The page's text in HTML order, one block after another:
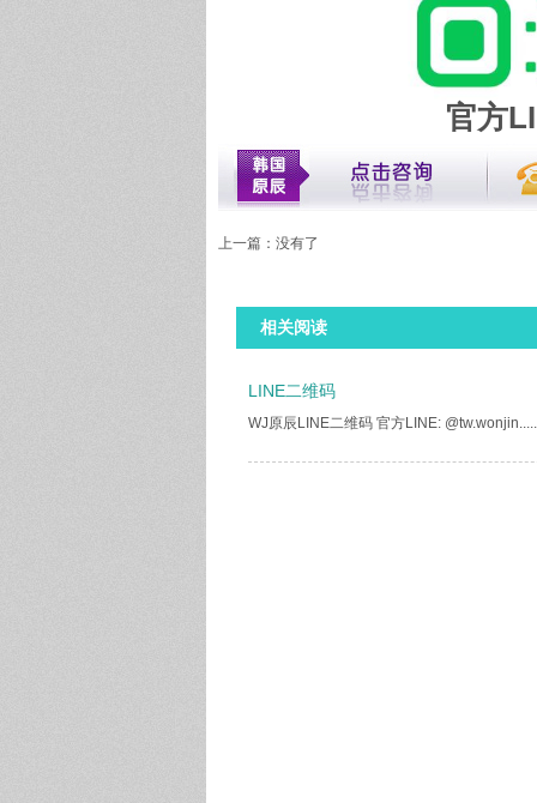
官方
上一篇：没有了
相关阅读
LINE二维码
WJ原辰LINE二维码 官方LINE: